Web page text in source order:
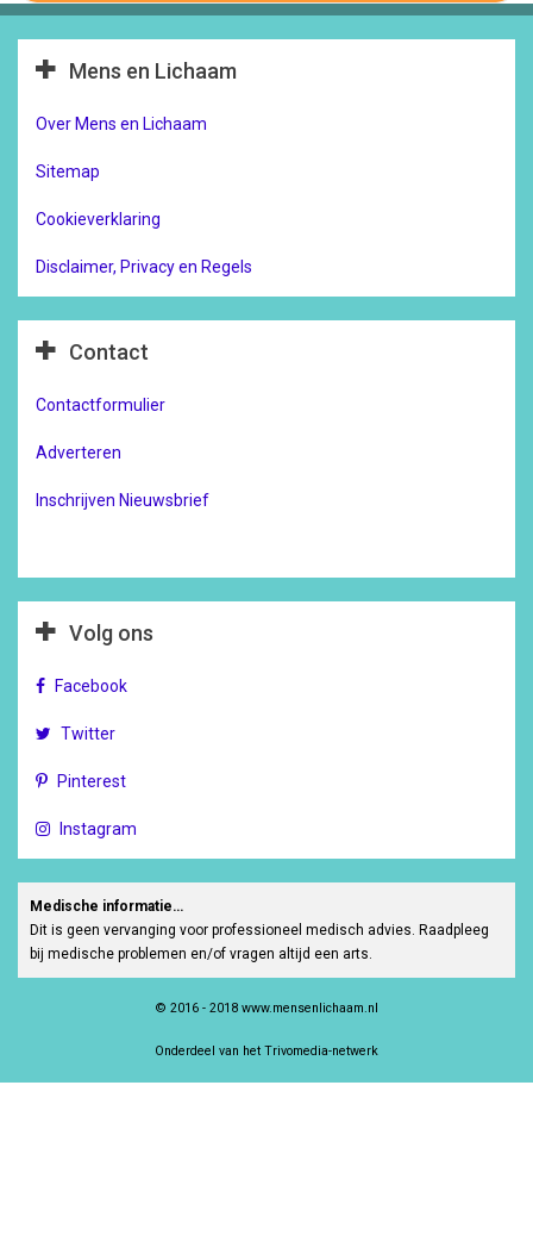
Mens en Lichaam
Over Mens en Lichaam
Sitemap
Cookieverklaring
Disclaimer, Privacy en Regels
Contact
Contactformulier
Adverteren
Inschrijven Nieuwsbrief
Volg ons
Facebook
Twitter
Pinterest
Instagram
Medische informatie…
Dit is geen vervanging voor professioneel medisch advies. Raadpleeg
bij medische problemen en/of vragen altijd een arts.
© 2016 - 2018 www.mensenlichaam.nl
Onderdeel van het Trivomedia-netwerk